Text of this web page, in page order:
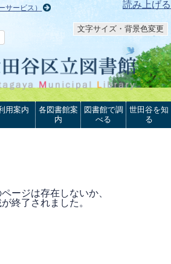
読み上げる
サービス）
文字サイズ・背景色変更
用案内
各図書館案
内
図書館で調
べる
世田谷を知
る
ージは存在しないか、
終了されました。